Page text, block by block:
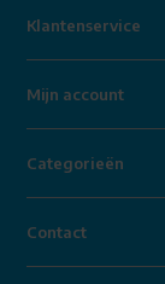
Klantenservice
Mijn account
Categorieën
Contact